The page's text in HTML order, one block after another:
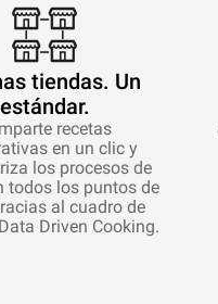
tiendas. Un
estándar.
recetas
en un clic y
los procesos de
todos los puntos de
al cuadro de
Driven Cooking.